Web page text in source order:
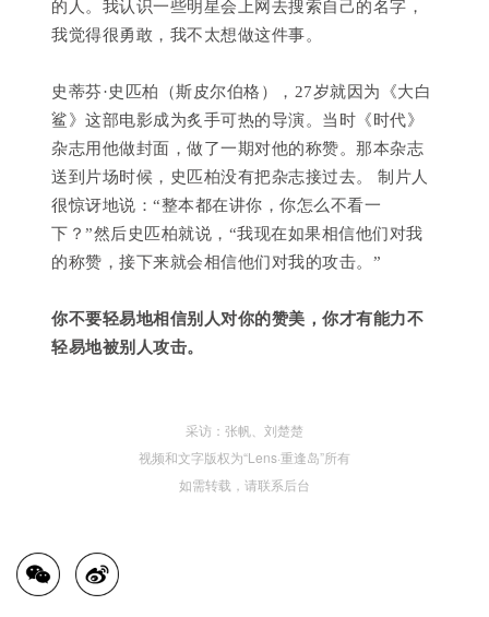
的人。我认识一些明星会上网去搜索自己的名字，
我觉得很勇敢，我不太想做这件事。
史蒂芬·史匹柏（斯皮尔伯格），27岁就因为《大白
鲨》这部电影成为炙手可热的导演。当时《时代》
杂志用他做封面，做了一期对他的称赞。那本杂志
送到片场时候，史匹柏没有把杂志接过去。 制片人
很惊讶地说：“整本都在讲你，你怎么不看一
下？”然后史匹柏就说，“我现在如果相信他们对我
的称赞，接下来就会相信他们对我的攻击。”
你不要轻易地相信别人对你的赞美，你才有能力不
轻易地被别人攻击。
采访：张帆、刘楚楚
视频和文字版权为“Lens·重逢岛”所有
如需转载，请联系后台